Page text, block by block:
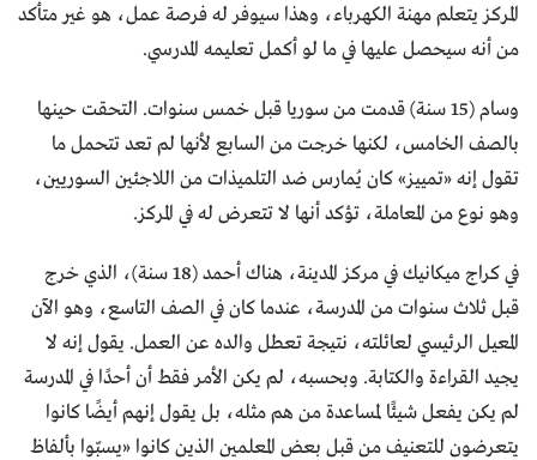
المركز يتعلم مهنة الكهرباء، وهذا سيوفر له فرصة عمل، هو غير متأكد
من أنه سيحصل عليها في ما لو أكمل تعليمه المدرسي.
وسام (15 سنة) قدمت من سوريا قبل خمس سنوات. التحقت حينها
بالصف الخامس، لكنها خرجت من السابع لأنها لم تعد تتحمل ما
تقول إنه «تمييز» كان يُمارس ضد التلميذات من اللاجئين السوريين،
وهو نوع من المعاملة، تؤكد أنها لا تتعرض له في المركز.
في كراج ميكانيك في مركز المدينة، هناك أحمد (18 سنة)، الذي خرج
قبل ثلاث سنوات من المدرسة، عندما كان في الصف التاسع، وهو الآن
المعيل الرئيسي لعائلته، نتيجة تعطل والده عن العمل. يقول إنه لا
يجيد القراءة والكتابة. وبحسبه، لم يكن الأمر فقط أن أحدًا في المدرسة
لم يكن يفعل شيئًا لمساعدة من هم مثله، بل يقول إنهم أيضًا كانوا
يتعرضون للتعنيف من قبل بعض المعلمين الذين كانوا «يسبّوا بألفاظ